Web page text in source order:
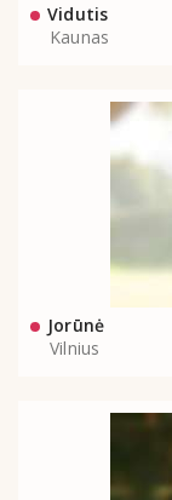
Vidutis
Kaunas
Jorūnė
Vilnius